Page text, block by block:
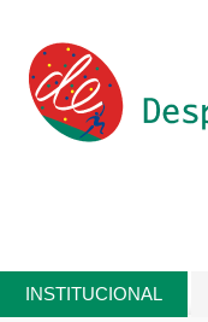
INSTITUCIONAL